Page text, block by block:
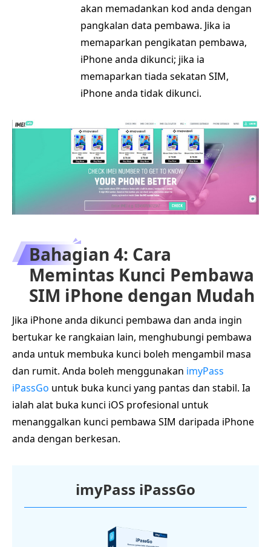
akan memadankan kod anda dengan
pangkalan data pembawa. Jika ia
memaparkan pengikatan pembawa,
iPhone anda dikunci; jika ia
memaparkan tiada sekatan SIM,
iPhone anda tidak dikunci.
Bahagian 4: Cara
Memintas Kunci Pembawa
SIM iPhone dengan Mudah
Jika iPhone anda dikunci pembawa dan anda ingin
bertukar ke rangkaian lain, menghubungi pembawa
anda untuk membuka kunci boleh mengambil masa
dan rumit. Anda boleh menggunakan imyPass
iPassGo untuk buka kunci yang pantas dan stabil. Ia
ialah alat buka kunci iOS profesional untuk
menanggalkan kunci pembawa SIM daripada iPhone
anda dengan berkesan.
imyPass iPassGo